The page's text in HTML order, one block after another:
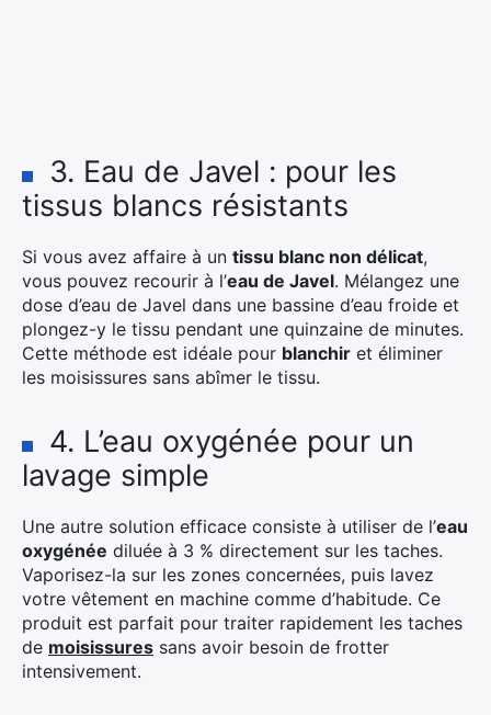
3. Eau de Javel : pour les
tissus blancs résistants
Si vous avez affaire à un tissu blanc non délicat,
vous pouvez recourir à l’eau de Javel. Mélangez une
dose d’eau de Javel dans une bassine d’eau froide et
plongez-y le tissu pendant une quinzaine de minutes.
Cette méthode est idéale pour blanchir et éliminer
les moisissures sans abîmer le tissu.
4. L’eau oxygénée pour un
lavage simple
Une autre solution efficace consiste à utiliser de l’eau
oxygénée diluée à 3 % directement sur les taches.
Vaporisez-la sur les zones concernées, puis lavez
votre vêtement en machine comme d’habitude. Ce
produit est parfait pour traiter rapidement les taches
de moisissures sans avoir besoin de frotter
intensivement.